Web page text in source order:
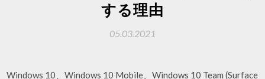
する理由
05.03.2021
Windows 10、Windows 10 Mobile、Windows 10 Team (Surface